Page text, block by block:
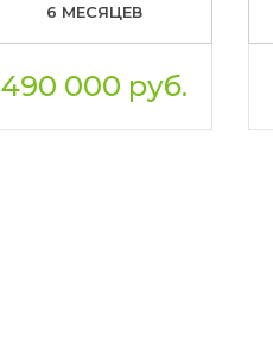
6 МЕСЯЦЕВ
490 000 руб.